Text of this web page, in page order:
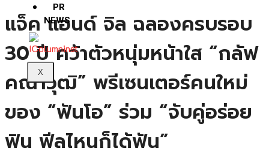
PR
NEWS
X
แจ็ค แอนด์ จิล ฉลองครบรอบ
30 ปี คว้าตัวหนุ่มหน้าใส “กลัฟ
คณาวุฒิ” พรีเซนเตอร์คนใหม่
ของ “ฟันโอ” ร่วม “จับคู่อร่อย
ฟิน ฟีลไหนก็ได้ฟัน”